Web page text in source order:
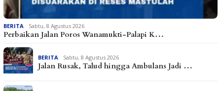
BERITA Sabtu, 8 Agustus 2026
Perbaikan Jalan Poros Wanamukti-Palapi K…
BERITA Sabtu, 8 Agustus 2026
Jalan Rusak, Talud hingga Ambulans Jadi …